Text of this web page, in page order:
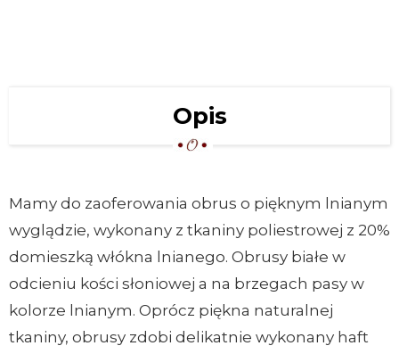
Opis
Mamy do zaoferowania obrus o pięknym lnianym
wyglądzie, wykonany z tkaniny poliestrowej z 20%
domieszką włókna lnianego. Obrusy białe w
odcieniu kości słoniowej a na brzegach pasy w
kolorze lnianym. Oprócz piękna naturalnej
tkaniny, obrusy zdobi delikatnie wykonany haft